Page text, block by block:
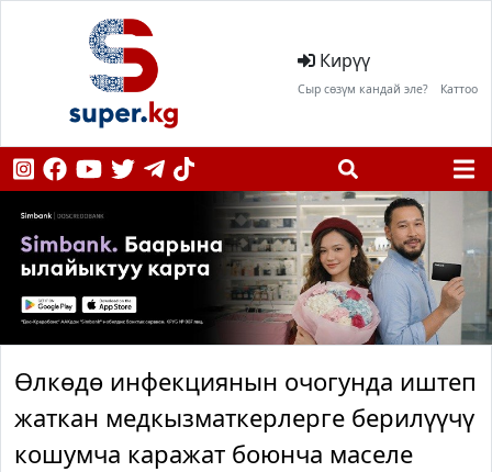
Кирүү
Сыр сөзүм кандай эле? Каттоо
Өлкөдө инфекциянын очогунда иштеп
жаткан медкызматкерлерге берилүүчү
кошумча каражат боюнча маселе